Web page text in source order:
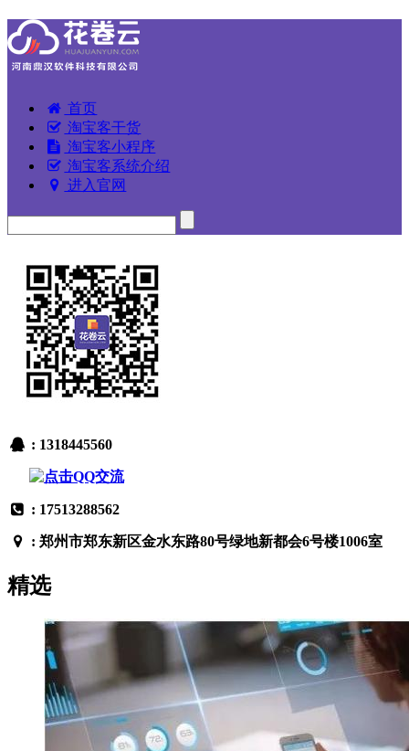
首页
淘宝客干货
淘宝客小程序
淘宝客系统介绍
进入官网
: 1318445560
: 17513288562
: 郑州市郑东新区金水东路80号绿地新都会6号楼1006室
精选